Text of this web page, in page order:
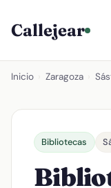
Callejear
Inicio Zaragoza
Bibliotecas